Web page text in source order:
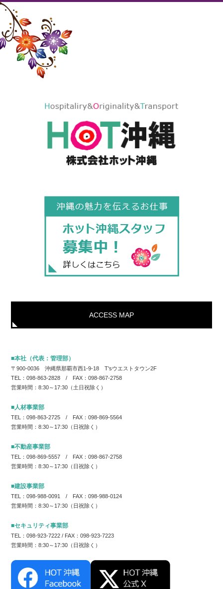
ACCESS MAP
■本社（代表：管理部）
〒900-0036 沖縄県那覇市西1-9-18 T'sウエストタウン2F
TEL：098-863-2828 / FAX：098-867-2758
営業時間：8:30～17:30（土日祝除く）
■人材事業部
TEL：098-863-2725 / FAX：098-869-5564
営業時間：8:30～17:30（日祝除く）
■不動産事業部
TEL：098-869-5557 / FAX：098-867-2758
営業時間：8:30～17:30（日祝除く）
■建設事業部
TEL：098-988-0091 / FAX：098-988-0124
営業時間：8:30～17:30（日祝除く）
■セキュリティ事業部
TEL：098-923-7222 / FAX：098-923-7223
営業時間：8:30～17:30（日祝除く）